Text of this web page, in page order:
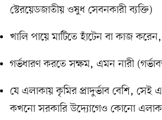
স্টেরয়েডজাতীয় ওষুধ সেবনকারী ব্যক্তি)
খালি পায়ে মাটিতে হাঁটেন বা কাজ
গর্ভধারণ করতে সক্ষম, এমন নারী
যে এলাকায় কৃমির প্রাদুর্ভাব বেশি,
কখনো সরকারি উদ্যোগেও কোনো